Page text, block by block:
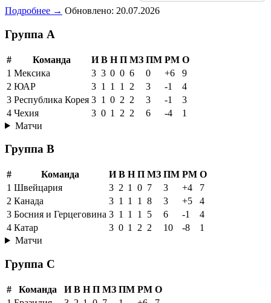
Подробнее → Обновлено: 20.07.2026
Группа A
# Команда И В Н П МЗ ПМ РМ О
1 Мексика 3 3 0 0 6 0 +6
9
2 ЮАР 3 1 1 1 2 3 -1
4
3 Республика Корея 3 1 0 2 2 3 -1
3
4 Чехия 3 0 1 2 2 6 -4
1
Матчи
Группа B
# Команда И В Н П МЗ ПМ РМ О
1 Швейцария 3 2 1 0 7 3 +4
7
2 Канада 3 1 1 1 8 3 +5
4
3 Босния и Герцеговина 3 1 1 1 5 6 -1
4
4 Катар 3 0 1 2 2 10 -8
1
Матчи
Группа C
# Команда И В Н П МЗ ПМ РМ О